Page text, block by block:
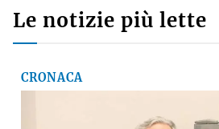
Le notizie più lette
CRONACA